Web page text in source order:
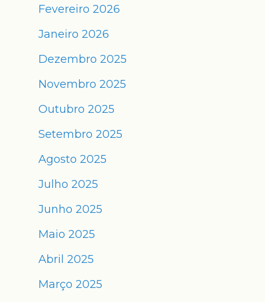
Fevereiro 2026
Janeiro 2026
Dezembro 2025
Novembro 2025
Outubro 2025
Setembro 2025
Agosto 2025
Julho 2025
Junho 2025
Maio 2025
Abril 2025
Março 2025